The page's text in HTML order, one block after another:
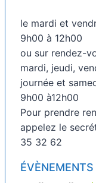
le mardi et
9h00 à 12h00
ou sur rendez-
mardi, jeudi,
journée et
9h00 à12h00
Pour prendre
appelez le
35 32 62